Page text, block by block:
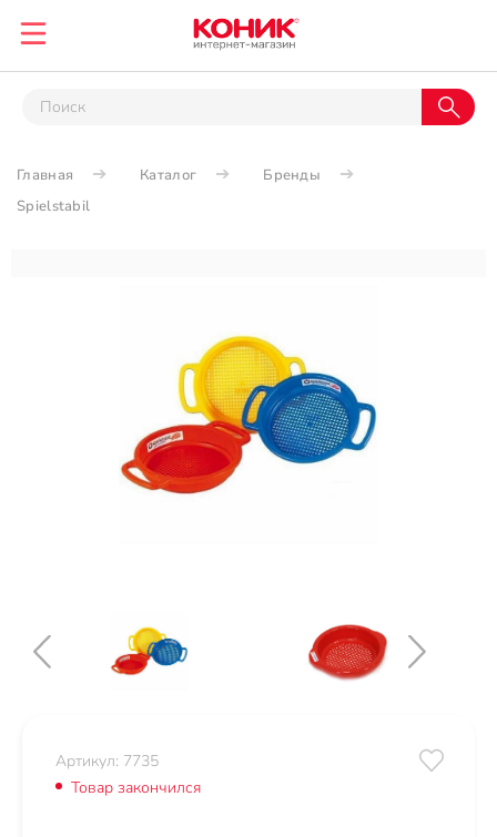
Главная Каталог
Бренды
Spielstabil
Артикул: 7735
Товар закончился